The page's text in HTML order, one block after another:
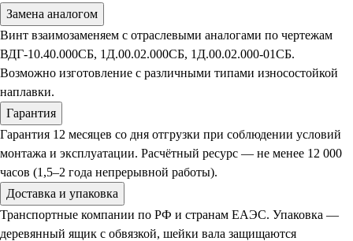
Замена аналогом
Винт взаимозаменяем с отраслевыми аналогами по чертежам
ВДГ-10.40.000СБ, 1Д.00.02.000СБ, 1Д.00.02.000-01СБ.
Возможно изготовление с различными типами износостойкой
наплавки.
Гарантия
Гарантия 12 месяцев со дня отгрузки при соблюдении условий
монтажа и эксплуатации. Расчётный ресурс — не менее 12 000
часов (1,5–2 года непрерывной работы).
Доставка и упаковка
Транспортные компании по РФ и странам ЕАЭС. Упаковка —
деревянный ящик с обвязкой, шейки вала защищаются